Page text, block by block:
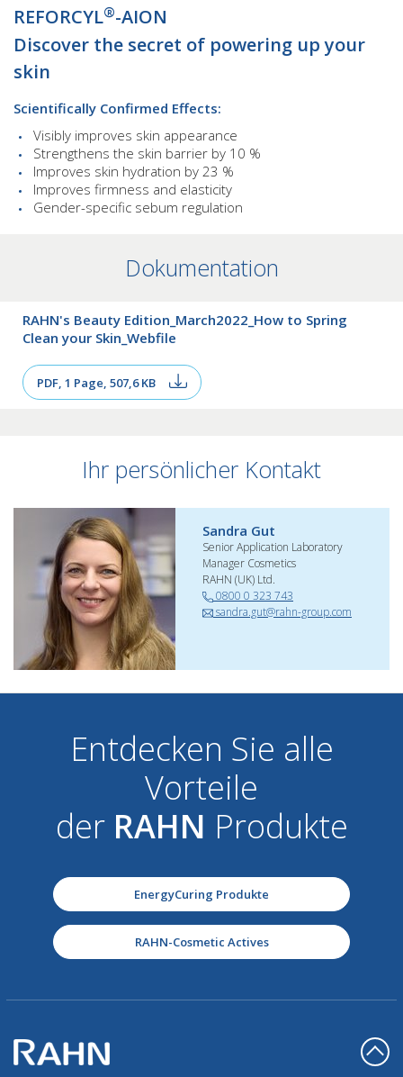
​​​​​​REFORCYL®-AION
Discover the secret of powering up your
skin
Scientifically Confirmed Effects:
Visibly improves skin appearance
Strengthens the skin barrier by 10 %
Improves skin hydration by 23 %
Improves firmness and elasticity
Gender-specific sebum regulation
Dokumentation
RAHN's Beauty Edition_March2022_How to Spring
Clean your Skin_Webfile
PDF, 1 Page, 507,6 KB
Ihr persönlicher Kontakt
Sandra Gut
Senior Application Laboratory
Manager Cosmetics
RAHN (UK) Ltd.
0800 0 323 743
sandra.gut@rahn-group.com
Entdecken Sie alle
Vorteile
der RAHN Produkte
EnergyCuring Produkte
RAHN-Cosmetic Actives